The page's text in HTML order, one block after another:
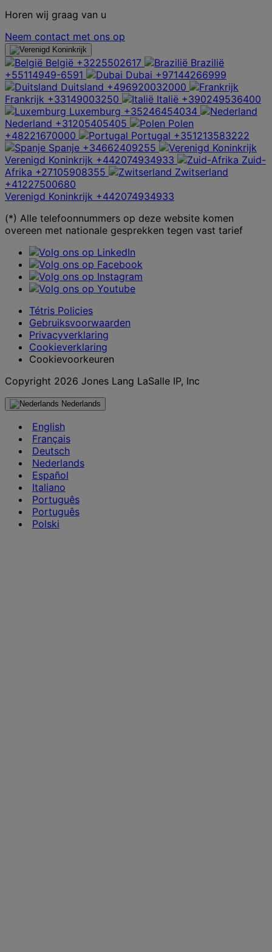
Horen wij graag van u
Neem contact met ons op
België +3225502617
Brazilië
+55114949-6591
Dubai +97144266999
Duitsland +496920032000
Frankrijk +33149003250 Italië +390249536400
Luxemburg +35246454034
Nederland +31205405405
Polen
+48221670000
Portugal +351213583222
Spanje +34662409255
Verenigd Koninkrijk +442074934933
Zuid-
Afrika +27105908355
Zwitserland
+41227500680
Verenigd Koninkrijk +442074934933
(*) Alle telefoonnummers op deze website komen
overeen met nationale gesprekken tegen vast tarief
Tétris Policies
Gebruiksvoorwaarden
Privacyverklaring
Cookieverklaring
Cookievoorkeuren
Copyright 2026 Jones Lang LaSalle IP, Inc
Nederlands
English
Français
Deutsch
Nederlands
Español
Italiano
Português
Português
Polski